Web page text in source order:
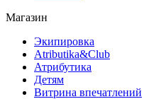
Магазин
Экипировка
Atributika&Club
Атрибутика
Детям
Витрина впечатлений